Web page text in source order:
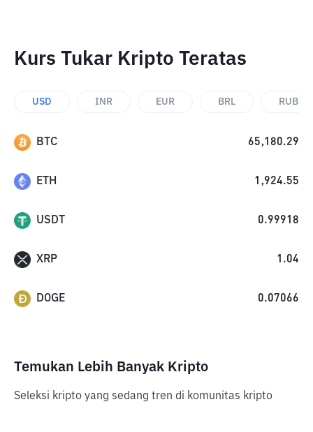
Kurs Tukar Kripto Teratas
USD INR EUR BRL RUB
BTC 65,180.29
ETH 1,924.55
USDT 0.99918
XRP 1.04
DOGE 0.07066
Temukan Lebih Banyak Kripto
Seleksi kripto yang sedang tren di komunitas kripto